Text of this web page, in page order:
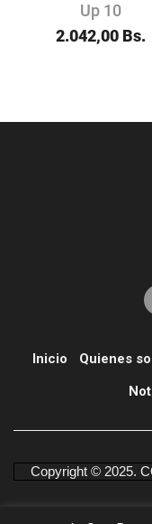
Up 10
2.042,00 Bs.
Inicio Quienes
Copyright © 2025.